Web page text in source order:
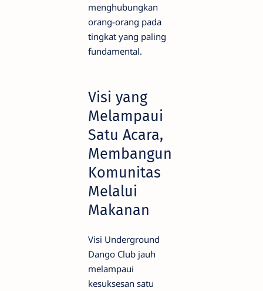
menghubungkan
orang-orang pada
tingkat yang paling
fundamental.
Visi yang
Melampaui
Satu Acara,
Membangun
Komunitas
Melalui
Makanan
Visi Underground
Dango Club jauh
melampaui
kesuksesan satu